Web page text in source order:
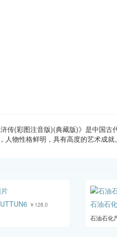
浒传(彩图注音版)(典藏版)》是中国
物性格鲜明，具有高度的艺术成就。
￥128.0 石油石
石油石化